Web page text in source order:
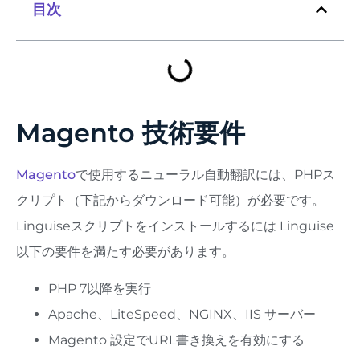
目次
Magento 技術要件
Magentoで使用するニューラル自動翻訳には、PHPス
クリプト（下記からダウンロード可能）が必要です。
Linguiseスクリプトをインストールするには Linguise
以下の要件を満たす必要があります。
PHP 7以降を実行
Apache、LiteSpeed、NGINX、IIS サーバー
Magento 設定でURL書き換えを有効にする